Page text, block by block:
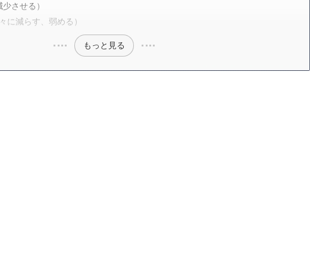
させる）
に減らす、弱める）
もっと見る